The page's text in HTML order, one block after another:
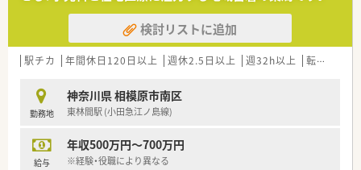
■育児休業から復帰率ほぼ100％！
復帰後はお子様が小学校卒業するまで最大3時間の時短勤務Ｏ
Ｋ
■チェーン企業で経営面も安心！
す
調剤薬局は狭い空間で薬剤師しかいない環境だから嫌・・・とい
う方も安心ですね♪
≪オススメポイント≫
■年間休日120～125日
検討リストに追加
駅チカ 年間休日120日以上 週休2.5日以上 週32h以上 転勤なし
勤務地
神奈川県 相模原市南区
東林間駅 (小田急江ノ島線)
給与
年収500万円～700万円
※経験・役職により異なる